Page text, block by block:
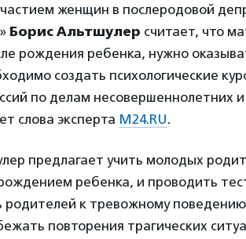
женщин в послеродовой
Борис Альтшулер считает, что
рождения ребенка, нужно
создать психологические
по делам несовершеннолетних
слова эксперта M24.RU.
предлагает учить молодых
ребенка, и проводить
родителей к тревожному
повторения трагических